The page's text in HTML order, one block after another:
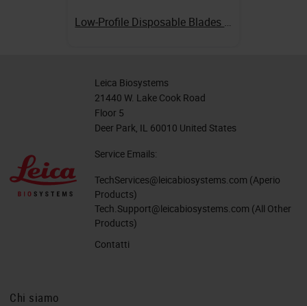
Low-Profile Disposable Blades 819
Leica Biosystems
21440 W. Lake Cook Road
Floor 5
Deer Park, IL 60010 United States
Service Emails:
TechServices@leicabiosystems.com (Aperio
Products)
Tech.Support@leicabiosystems.com (All Other
Products)
Contatti
Chi siamo